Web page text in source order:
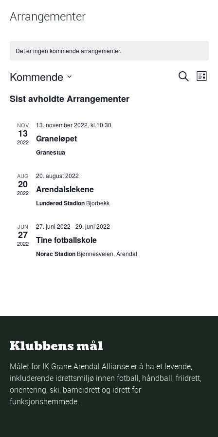
Arrangementer
Det er ingen kommende arrangementer.
Søk Liste
Kommende
dato.
Sist avholdte Arrangementer
NOV
13
2022
13. november 2022, kl.10:30
Graneløpet
Granestua
AUG
20
2022
20. august 2022
Arendalslekene
Lunderød Stadion Bjorbekk
JUN
27
2022
27. juni 2022 -29. juni 2022
Tine fotballskole
Norac Stadion Bjønnesveien, Arendal
Klubbens mål
Målet for IK Grane Arendal Allianse er å ha et levende,
inkluderende idrettsmiljø innen fotball, håndball, friidrett,
orientering, ski, barneidrett og idrett for
funksjonshemmede.